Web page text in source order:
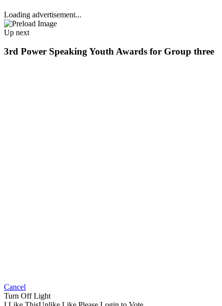
Loading advertisement...
Up next
3rd Power Speaking Youth Awards for Group three
Cancel
Turn Off Light